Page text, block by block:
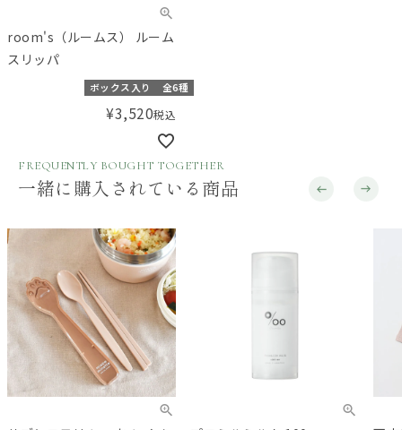
room's（ルームス） ルーム
スリッパ
ボックス入り 全6種
¥3,520税込
FREQUENTLY BOUGHT TOGETHER
一緒に購入されている商品